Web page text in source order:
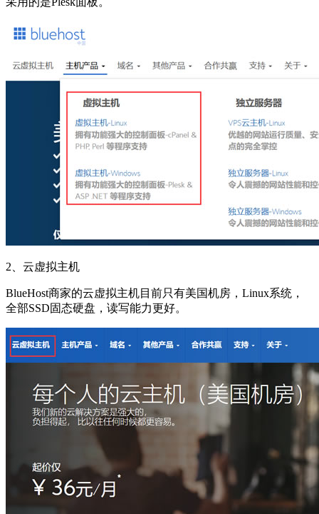
2、云虚拟主机
BlueHost商家的云虚拟主机目前只有美国机房，Linux系统，
全部SSD固态硬盘，读写能力更好。